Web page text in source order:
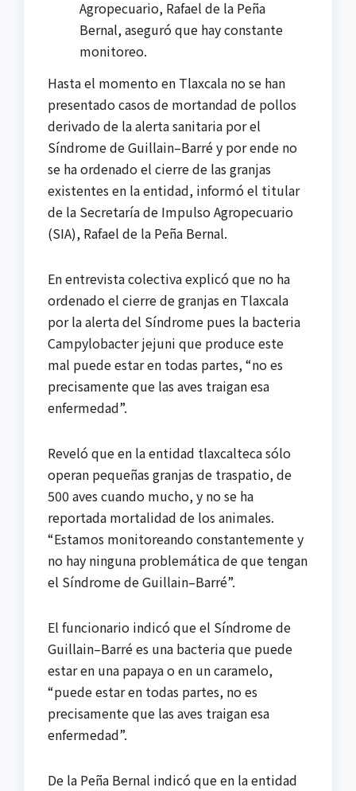
Agropecuario, Rafael de la Peña
Bernal, aseguró que hay constante
monitoreo.
Hasta el momento en Tlaxcala no se han
presentado casos de mortandad de pollos
derivado de la alerta sanitaria por el
Síndrome de Guillain–Barré y por ende no
se ha ordenado el cierre de las granjas
existentes en la entidad, informó el titular
de la Secretaría de Impulso Agropecuario
(SIA), Rafael de la Peña Bernal.
En entrevista colectiva explicó que no ha
ordenado el cierre de granjas en Tlaxcala
por la alerta del Síndrome pues la bacteria
Campylobacter jejuni que produce este
mal puede estar en todas partes, “no es
precisamente que las aves traigan esa
enfermedad”.
Reveló que en la entidad tlaxcalteca sólo
operan pequeñas granjas de traspatio, de
500 aves cuando mucho, y no se ha
reportada mortalidad de los animales.
“Estamos monitoreando constantemente y
no hay ninguna problemática de que tengan
el Síndrome de Guillain–Barré”.
El funcionario indicó que el Síndrome de
Guillain–Barré es una bacteria que puede
estar en una papaya o en un caramelo,
“puede estar en todas partes, no es
precisamente que las aves traigan esa
enfermedad”.
De la Peña Bernal indicó que en la entidad